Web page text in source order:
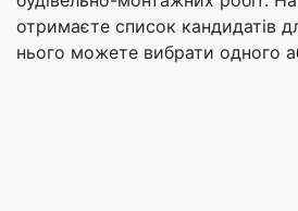
отримаєте список кандидатів
нього можете вибрати одного